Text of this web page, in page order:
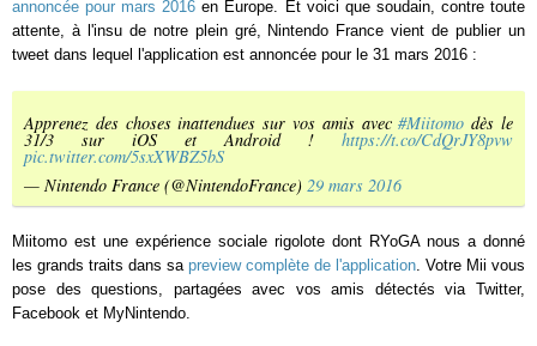
annoncée pour mars 2016 en Europe. Et voici que soudain, contre toute
attente, à l'insu de notre plein gré, Nintendo France vient de publier un
tweet dans lequel l'application est annoncée pour le 31 mars 2016 :
Apprenez des choses inattendues sur vos amis avec#Miitomo dès le
31/3 sur iOS et Android ! https://t.co/CdQrJY8pvw
pic.twitter.com/5sxXWBZ5bS
— Nintendo France (@NintendoFrance) 29 mars 2016
Miitomo est une expérience sociale rigolote dont RYoGA nous a donné
les grands traits dans sa preview complète de l'application. Votre Mii vous
pose des questions, partagées avec vos amis détectés via Twitter,
Facebook et MyNintendo.